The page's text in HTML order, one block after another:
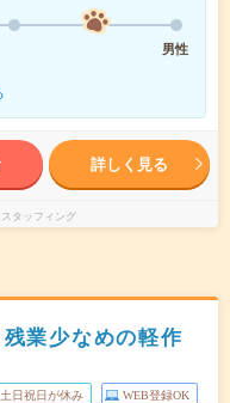
男性
詳しく見る
タッフィング
業少なめの軽作
土日祝日が休み WEB登録OK